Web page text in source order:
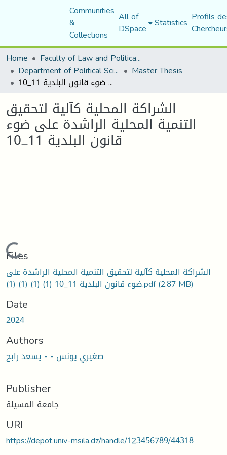
Communities
&
Collections
All of
DSpace Statistics Profils
Home
Faculty of Law and Political Science
Department of Political Sciences Master Thesis
الشراكة المحلية كآلية لتحقيق التنمية المحلية الراشدة على ضوء قانون البلدية 11_10
الشراكة المحلية كآلية لتحقيق
التنمية المحلية الراشدة على ضوء
قانون البلدية 11_10
Loading...
Files
الشراكة المحلية كآلية لتحقيق التنمية المحلية الراشدة على
ضوء قانون البلدية 11_10 (1) (1) (1) (1).pdf(2.87 MB)
Date
2024
Authors
صغيري يونس - - يسعد رابح
Publisher
جامعة المسيلة
URI
https://depot.univ-msila.dz/handle/123456789/44318